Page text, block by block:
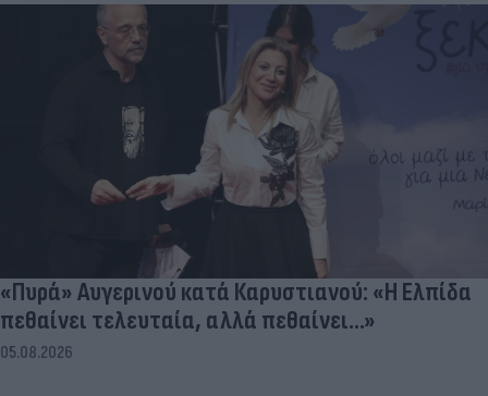
«Πυρά» Αυγερινού κατά Καρυστιανού: «Η Ελπίδα
πεθαίνει τελευταία, αλλά πεθαίνει...»
05.08.2026